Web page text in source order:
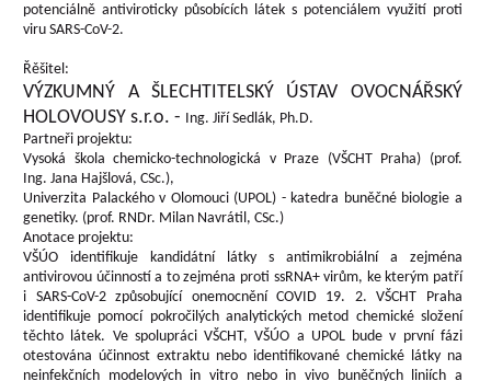
potenciálně antiviroticky působících látek s potenciálem využití proti
viru SARS-CoV-2.
Řěšitel:
VÝZKUMNÝ A ŠLECHTITELSKÝ ÚSTAV OVOCNÁŘSKÝ
HOLOVOUSY s.r.o. - Ing. Jiří Sedlák, Ph.D.
Partneři projektu:
Vysoká škola chemicko-technologická v Praze (VŠCHT Praha) (prof.
Ing. Jana Hajšlová, CSc.),
Univerzita Palackého v Olomouci (UPOL) - katedra buněčné biologie a
genetiky. (prof. RNDr. Milan Navrátil, CSc.)
Anotace projektu:
VŠÚO identifikuje kandidátní látky s antimikrobiální a zejména
antivirovou účinností a to zejména proti ssRNA+ virům, ke kterým patří
i SARS-CoV-2 způsobující onemocnění COVID 19. 2. VŠCHT Praha
identifikuje pomocí pokročilých analytických metod chemické složení
těchto látek. Ve spolupráci VŠCHT, VŠÚO a UPOL bude v první fázi
otestována účinnost extraktu nebo identifikované chemické látky na
neinfekčních modelových in vitro nebo in vivo buněčných liniích a